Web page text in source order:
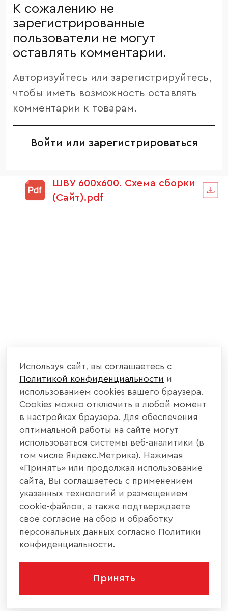
К сожалению не
зарегистрированные
пользователи не могут
оставлять комментарии.
Авторизуйтесь или зарегистрируйтесь,
чтобы иметь возможность оставлять
комментарии к товарам.
Войти или зарегистрироваться
ШВУ 600х600. Схема сборки
(Сайт).pdf
Используя сайт, вы соглашаетесь с
Политикой конфиденциальности и
использованием cookies вашего браузера.
Cookies можно отключить в любой момент
в настройках браузера. Для обеспечения
оптимальной работы на сайте могут
использоваться системы веб-аналитики (в
том числе Яндекс.Метрика). Нажимая
«Принять» или продолжая использование
сайта, Вы соглашаетесь с применением
указанных технологий и размещением
cookie-файлов, а также подтверждаете
свое согласие на сбор и обработку
персональных данных согласно Политики
конфиденциальности.
Принять